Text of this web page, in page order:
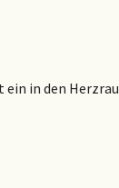
in den